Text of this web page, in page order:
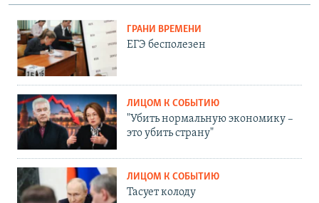
ГРАНИ ВРЕМЕНИ
ЕГЭ бесполезен
ЛИЦОМ К СОБЫТИЮ
"Убить нормальную экономику –
это убить страну"
ЛИЦОМ К СОБЫТИЮ
Тасует колоду